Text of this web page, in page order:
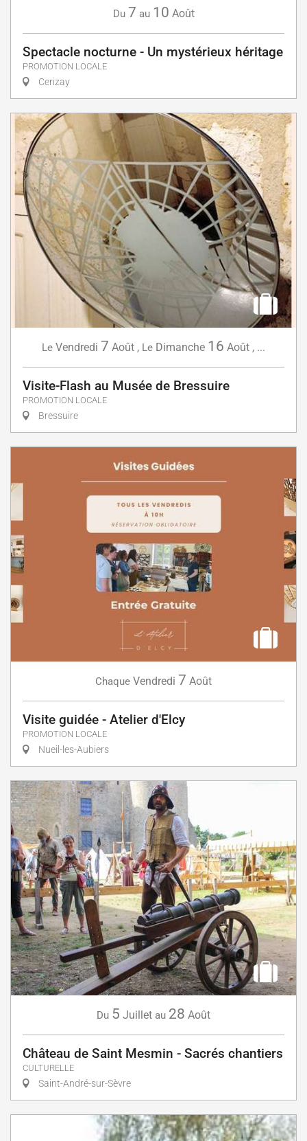
Du 7 au 10 Août
Spectacle nocturne - Un mystérieux héritage
PROMOTION LOCALE
Cerizay
Le Vendredi 7 Août , Le Dimanche 16 Août , ...
Visite-Flash au Musée de Bressuire
PROMOTION LOCALE
Bressuire
Chaque Vendredi 7 Août
Visite guidée - Atelier d'Elcy
PROMOTION LOCALE
Nueil-les-Aubiers
Du 5 Juillet au 28 Août
Château de Saint Mesmin - Sacrés chantiers
CULTURELLE
Saint-André-sur-Sèvre